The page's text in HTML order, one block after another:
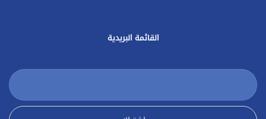
القائمة البريدية